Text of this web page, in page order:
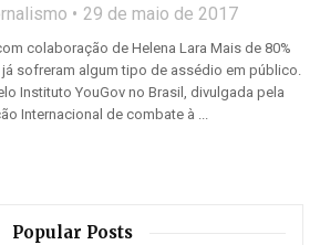
29 de maio de 2017
colaboração de Helena Lara Mais de 80%
sofreram algum tipo de assédio em público.
Instituto YouGov no Brasil, divulgada pela
Internacional de combate à ...
Popular Posts